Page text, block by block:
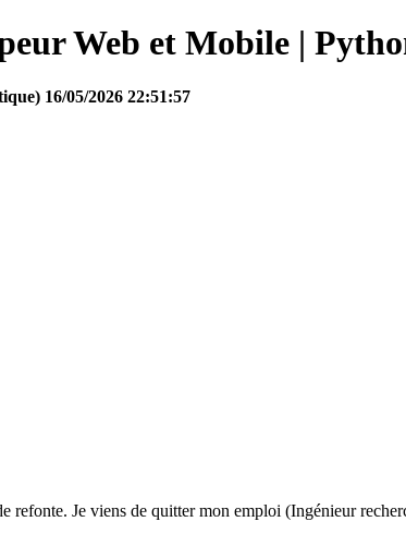
Web et Mobile |
16/05/2026 22:51:57
refonte. Je viens de quitter mon emploi (Ingénieur